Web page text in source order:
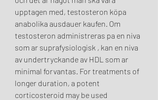
upptagen med, testosteron köpa
anabolika ausdauer kaufen. Om
testosteron administreras pa en niva
som ar suprafysiologisk , kan en niva
av undertryckande av HDL som ar
minimal forvantas. For treatments of
longer duration, a potent
corticosteroid may be used